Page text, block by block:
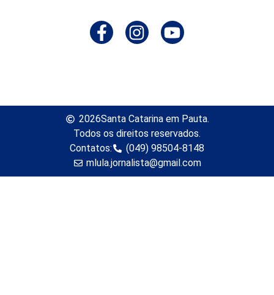
2026Santa Catarina em Pauta.
Todos os direitos reservados.
Contatos:
(049) 98504-8148
mlula.jornalista@gmail.com